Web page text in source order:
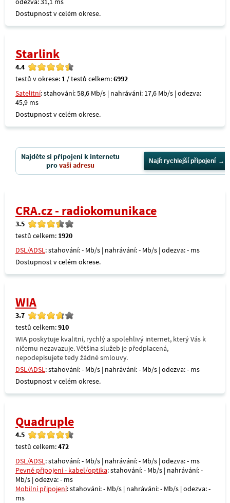
Dostupnost v celém okrese.
Starlink
4.4
testů v okrese: 1 / testů celkem:6992
Satelitní: stahování: 58,6 Mb/s | nahrávání: 17,6 Mb/s | odezva:
45,9 ms
Dostupnost v celém okrese.
Najděte si připojení k internetu
provaši adresu Najít rychlejší připojení
CRA.cz - radiokomunikace
3.5
testů celkem: 1920
DSL/ADSL: stahování: - Mb/s | nahrávání: - Mb/s | odezva: - ms
Dostupnost v celém okrese.
WIA
3.7
testů celkem:910
WIA poskytuje kvalitní, rychlý a spolehlivý internet, který Vás k
ničemu nezavazuje. Většina služeb je předplacená,
nepodepisujete tedy žádné smlouvy.
DSL/ADSL: stahování: - Mb/s | nahrávání: - Mb/s | odezva: - ms
Dostupnost v celém okrese.
Quadruple
4.5
testů celkem:472
DSL/ADSL: stahování: - Mb/s | nahrávání: - Mb/s | odezva: - ms
Pevné připojení - kabel/optika: stahování: - Mb/s | nahrávání: -
Mb/s | odezva: - ms
Mobilní připojení: stahování: - Mb/s | nahrávání: - Mb/s | odezva: -
ms